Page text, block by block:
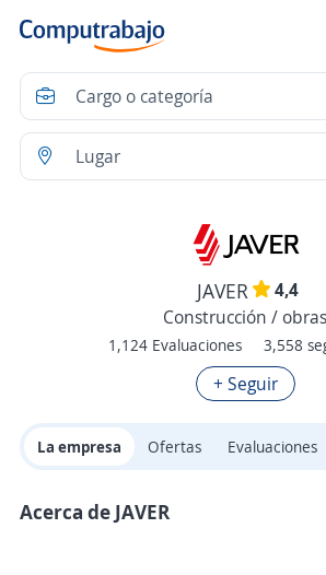
JAVER
4,4
Construcción / obras
1,124 Evaluaciones 3,558
+ Seguir
La empresa Ofertas Evaluaciones
Acerca de JAVER